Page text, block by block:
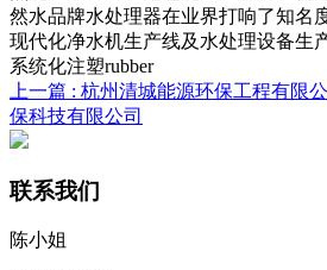
然水品牌水处理器在业界打响了知名
现代化净水机生产线及水处理设备生
系统化注塑rubber
上一篇 : 杭州清城能源环保工程有限
保科技有限公司
联系我们
陈小姐